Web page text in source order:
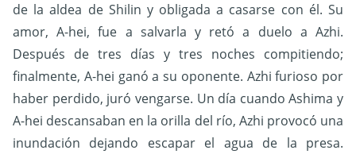
de la aldea de Shilin y obligada a casarse con él. Su
amor, A-hei, fue a salvarla y retó a duelo a Azhi.
Después de tres días y tres noches compitiendo;
finalmente, A-hei ganó a su oponente. Azhi furioso por
haber perdido, juró vengarse. Un día cuando Ashima y
A-hei descansaban en la orilla del río, Azhi provocó una
inundación dejando escapar el agua de la presa.